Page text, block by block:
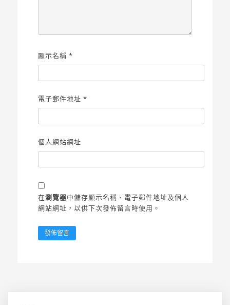
顯示名稱*
電子郵件地址*
個人網站網址
在瀏覽器中儲存顯示名稱、電子郵件地址及個人
網站網址，以供下次發佈留言時使用。